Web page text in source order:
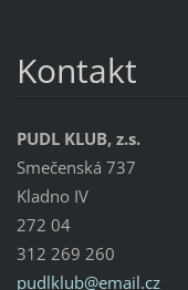
Kontakt
PUDL KLUB, z.s.
Smečenská 737
Kladno IV
272 04
312 269 260
pudlklub@email.cz